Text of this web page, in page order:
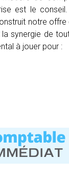
est le
notre
synergie de
à jouer pour :